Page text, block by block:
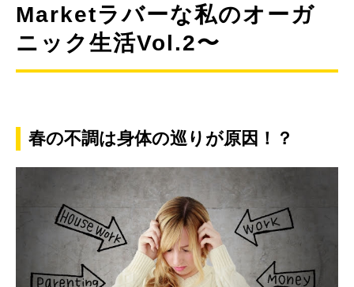
Marketラバーな私のオーガ
ニック生活Vol.2〜
春の不調は身体の巡りが原因！？